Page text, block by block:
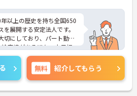
以上の歴史を持ち全国650
展開する安定法人です。
切にしており、パート勤務
実績があるほか、土日祝
福利厚生制度など、収入
ートを用意しています。
して週3日からの柔軟なシ
両立しながら無理なく活躍
も自由で個性を尊重する社
無料 紹介してもらう